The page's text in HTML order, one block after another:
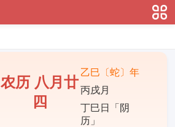
农历 八月廿
四
乙巳〔蛇〕年
丙戌月
丁巳日「阴
历」